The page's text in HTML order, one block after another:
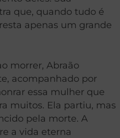
que, quando tudo é
apenas um grande
morrer, Abraão
acompanhado por
essa mulher que
muitos. Ela partiu, mas
pela morte. A
a vida eterna